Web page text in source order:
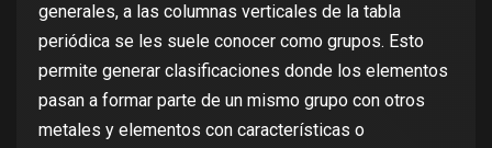
generales, a las columnas verticales de la tabla
periódica se les suele conocer como grupos. Esto
permite generar clasificaciones donde los elementos
pasan a formar parte de un mismo grupo con otros
metales y elementos con características o